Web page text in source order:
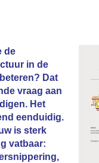
de
in de
Dat
vraag aan
Het
eenduidig.
is sterk
vatbaar: